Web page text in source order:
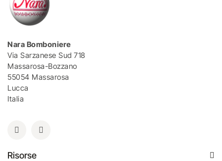
Nara Bomboniere
Via Sarzanese Sud 718
Massarosa-Bozzano
55054 Massarosa
Lucca
Italia
Risorse